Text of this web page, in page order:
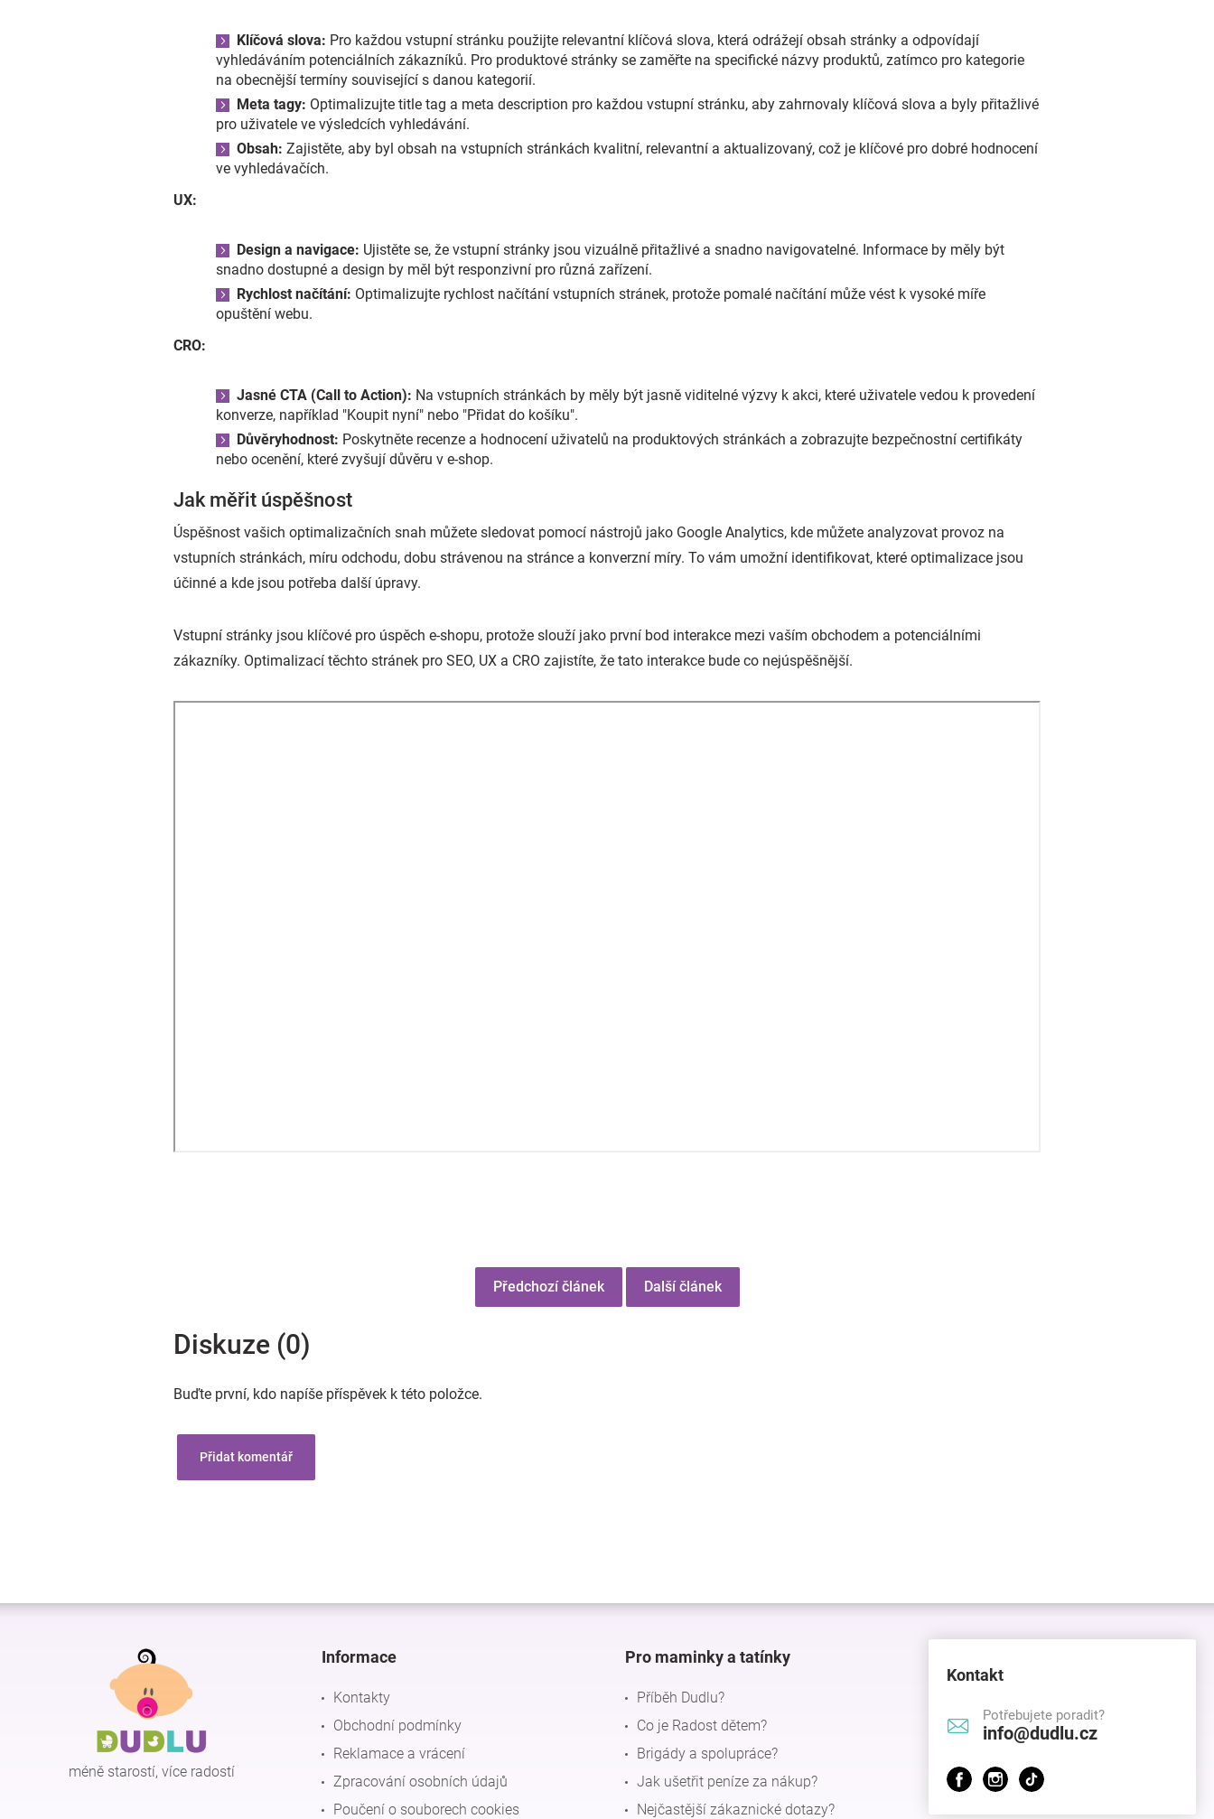
Klíčová slova: Pro každou vstupní stránku použijte relevantní klíčová slova, která odrážejí obsah stránky a odpovídají
vyhledáváním potenciálních zákazníků. Pro produktové stránky se zaměřte na specifické názvy produktů, zatímco pro kategorie
na obecnější termíny související s danou kategorií.
Meta tagy: Optimalizujte title tag a meta description pro každou vstupní stránku, aby zahrnovaly klíčová slova a byly přitažlivé
pro uživatele ve výsledcích vyhledávání.
Obsah: Zajistěte, aby byl obsah na vstupních stránkách kvalitní, relevantní a aktualizovaný, což je klíčové pro dobré hodnocení
ve vyhledávačích.
UX:
Design a navigace: Ujistěte se, že vstupní stránky jsou vizuálně přitažlivé a snadno navigovatelné. Informace by měly být
snadno dostupné a design by měl být responzivní pro různá zařízení.
Rychlost načítání: Optimalizujte rychlost načítání vstupních stránek, protože pomalé načítání může vést k vysoké míře
opuštění webu.
CRO:
Jasné CTA (Call to Action): Na vstupních stránkách by měly být jasně viditelné výzvy k akci, které uživatele vedou k provedení
konverze, například "Koupit nyní" nebo "Přidat do košíku".
Důvěryhodnost: Poskytněte recenze a hodnocení uživatelů na produktových stránkách a zobrazujte bezpečnostní certifikáty
nebo ocenění, které zvyšují důvěru v e-shop.
Jak měřit úspěšnost
Úspěšnost vašich optimalizačních snah můžete sledovat pomocí nástrojů jako Google Analytics, kde můžete analyzovat provoz na
vstupních stránkách, míru odchodu, dobu strávenou na stránce a konverzní míry. To vám umožní identifikovat, které optimalizace jsou
účinné a kde jsou potřeba další úpravy.
Vstupní stránky jsou klíčové pro úspěch e-shopu, protože slouží jako první bod interakce mezi vaším obchodem a potenciálními
zákazníky. Optimalizací těchto stránek pro SEO, UX a CRO zajistíte, že tato interakce bude co nejúspěšnější.
Předchozí článek Další článek
Diskuze (0)
Buďte první, kdo napíše příspěvek k této položce.
Přidat komentář
Z
méně starostí, více radostí
Informace
Kontakty
Obchodní podmínky
Reklamace a vrácení
Zpracování osobních údajů
Poučení o souborech cookies
Pro maminky a tatínky
Příběh Dudlu?
Co je Radost dětem?
Brigády a spolupráce?
Jak ušetřit peníze za nákup?
Nejčastější zákaznické dotazy?
Kontakt
Potřebujete poradit?
info@dudlu.cz